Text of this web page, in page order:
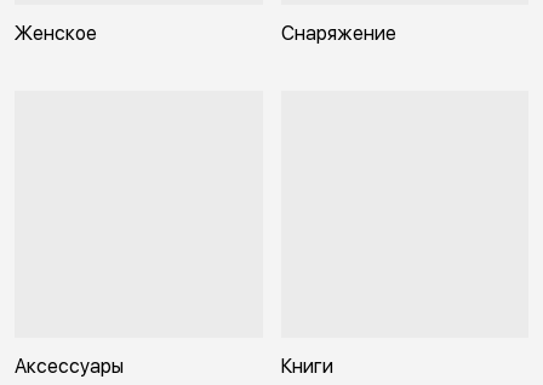
Женское Снаряжение
Аксессуары Книги